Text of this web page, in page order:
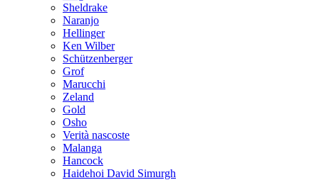
Sheldrake
Naranjo
Hellinger
Ken Wilber
Schützenberger
Grof
Marucchi
Zeland
Gold
Osho
Verità nascoste
Malanga
Hancock
Haidehoi David Simurgh